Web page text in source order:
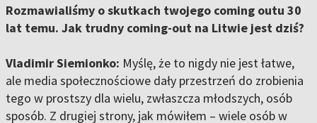
Rozmawialiśmy o skutkach twojego coming outu 30
lat temu. Jak trudny coming-out na Litwie jest dziś?
Vladimir Siemionko: Myślę, że to nigdy nie jest łatwe,
ale media społecznościowe dały przestrzeń do zrobienia
tego w prostszy dla wielu, zwłaszcza młodszych, osób
sposób. Z drugiej strony, jak mówiłem – wiele osób w